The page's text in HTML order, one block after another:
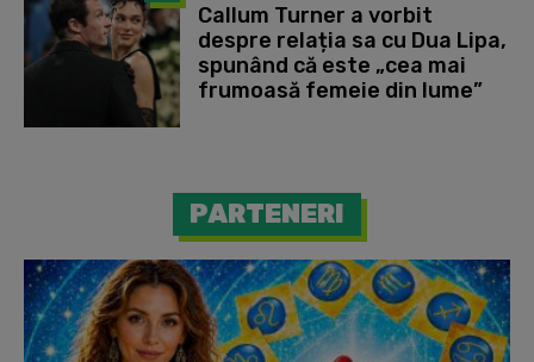
Callum Turner a vorbit
despre relația sa cu Dua Lipa,
spunând că este „cea mai
frumoasă femeie din lume”
PARTENERI